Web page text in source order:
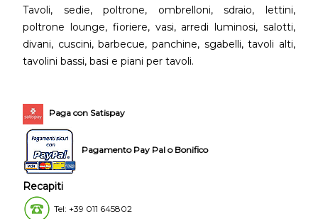
Tavoli, sedie, poltrone, ombrelloni, sdraio, lettini,
poltrone lounge, fioriere, vasi, arredi luminosi, salotti,
divani, cuscini, barbecue, panchine, sgabelli, tavoli alti,
tavolini bassi, basi e piani per tavoli.
Paga con Satispay
Pagamento Pay Pal o Bonifico
Recapiti
Tel: +39 011 645802